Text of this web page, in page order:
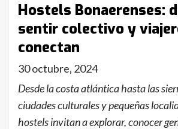
Hostels Bonaerenses:
sentir colectivo y
conectan
30 octubre, 2024
Desde la costa atlántica hasta las
ciudades culturales y pequeñas
hostels invitan a explorar, conocer